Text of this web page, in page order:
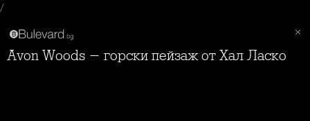
/
Avon Woods - горски пейзаж от Хал Ласко